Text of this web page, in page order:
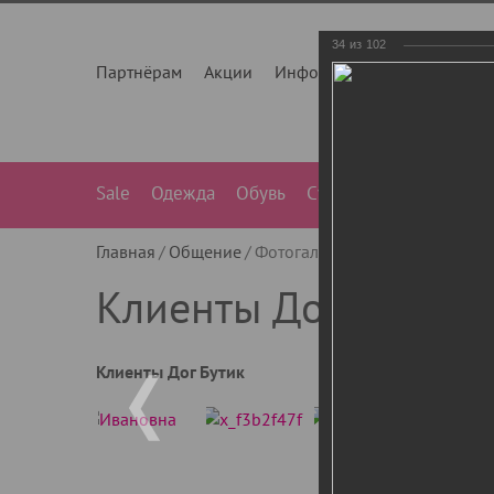
Партнёрам Акции Инфо О нас
Sale Одежда Обувь Сумки
Главная Общение Фотогалерея
Клиенты Дог Бутик
Клиенты Дог Бутик
34 из 102